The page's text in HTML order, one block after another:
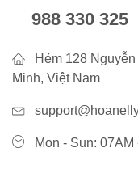
988 330 325
Hẻm 128
Minh, Việt Nam
Mon - Sun: 07AM